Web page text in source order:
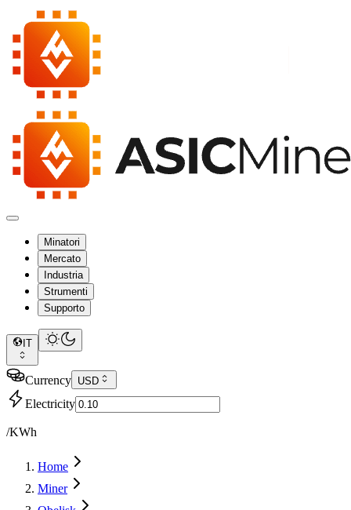
Minatori
Mercato
Industria
Strumenti
Supporto
IT
Currency USD
Electricity
/KWh
Home
Miner